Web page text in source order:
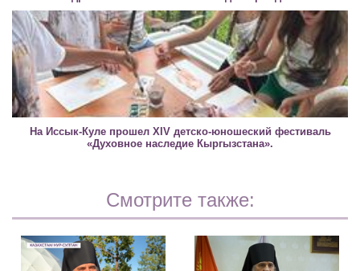
На Иссык-Куле прошел XIV детско-юношеский фестиваль
«Духовное наследие Кыргызстана».
Смотрите также: